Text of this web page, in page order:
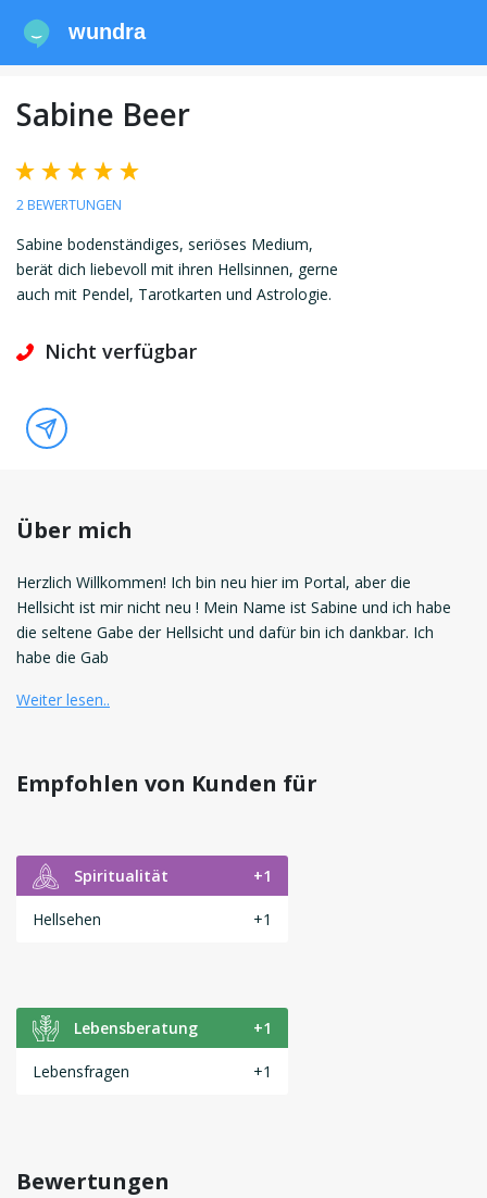
wundra
Sabine Beer
2 BEWERTUNGEN
Sabine bodenständiges, seriöses Medium,
berät dich liebevoll mit ihren Hellsinnen, gerne
auch mit Pendel, Tarotkarten und Astrologie.
Nicht verfügbar
Über mich
Herzlich Willkommen! Ich bin neu hier im Portal, aber die
Hellsicht ist mir nicht neu ! Mein Name ist Sabine und ich habe
die seltene Gabe der Hellsicht und dafür bin ich dankbar. Ich
habe die Gab
Weiter lesen..
Empfohlen von Kunden für
Spiritualität +1
Hellsehen +1
Lebensberatung +1
Lebensfragen +1
Bewertungen